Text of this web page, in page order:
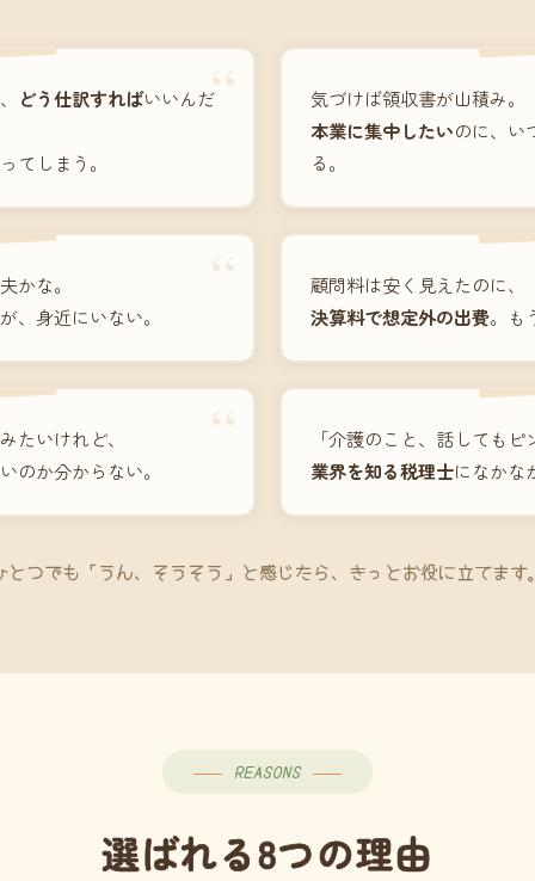
“
どう仕訳すればいいんだ
てしまう。
気づけば領収書が山積み。
本業に集中したいのに、い
る。
“
かな。
、身近にいない。
顧問料は安く見えたのに、
決算料で想定外の出費。も
“
たいけれど、
のか分からない。
「介護のこと、話してもピ
業界を知る税理士になかな
とつでも「うん、そうそう」と感じたら、きっとお役に立てます。
REASONS
選ばれる8つの理由